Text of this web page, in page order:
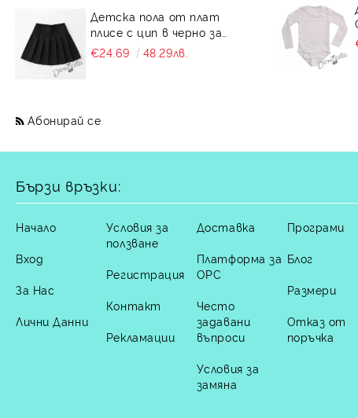
Детска пола от плат
плисе с цип в черно за
момиче Калина
€24.69 48.29лв.
Абонирай се
Бързи връзки:
Начало
Вход
За Нас
Лични Данни
Условия за
ползване
Регистрация
Контакт
Рекламации
Доставка
Платформа за
ОРС
Често
задавани
въпроси
Условия за
замяна
Програми
Блог
Размери
Отказ от
поръчка